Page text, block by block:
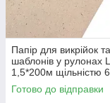
Папір для викрійок та
шаблонів у рулонах
1,5*200м щільністю
(PС/К-1,5/200-60-5)
Готово до відправки